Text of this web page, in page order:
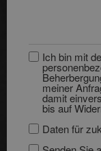
Ich bin mit
meiner
damit
bis auf
Daten für